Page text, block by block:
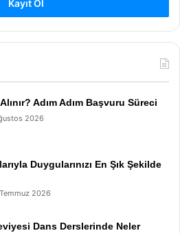
Kayıt Ol
Adım Adım Başvuru Süreci
2026
Duygularınızı En Şık Şekilde
2026
Dans Derslerinde Neler